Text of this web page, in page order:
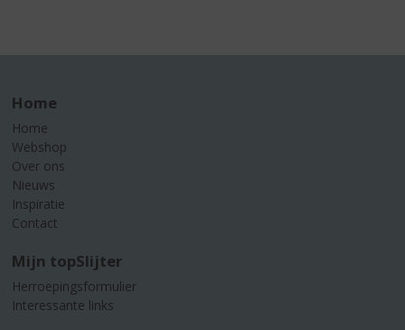
Home
Home
Webshop
Over ons
Nieuws
Inspiratie
Contact
Mijn topSlijter
Herroepingsformulier
Interessante links